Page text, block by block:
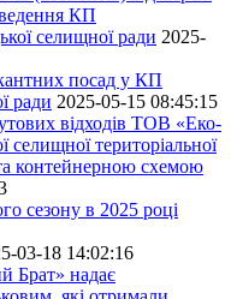
КП
селищної ради 2025-
посад у КП
ради 2025-05-15 08:45:15
відходів ТОВ «Еко-
селищної територіальної
контейнерною схемою
сезону в 2025 році
03-18 14:02:16
Брат» надає